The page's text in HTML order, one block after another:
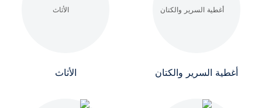
أغطية السرير والكتان الأثاث